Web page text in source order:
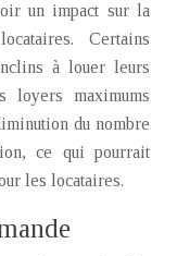
un impact sur la
Certains
à louer leurs
maximums
du nombre
ce qui pourrait
les locataires.